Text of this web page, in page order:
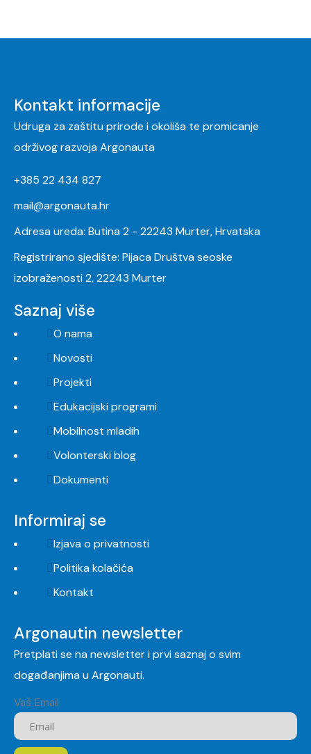
Kontakt informacije
Udruga za zaštitu prirode i okoliša te promicanje
održivog razvoja Argonauta
+385 22 434 827
mail@argonauta.hr
Adresa ureda: Butina 2 - 22243 Murter, Hrvatska
Registrirano sjedište: Pijaca Društva seoske
izobraženosti 2, 22243 Murter
Saznaj više
O nama
Novosti
Projekti
Edukacijski programi
Mobilnost mladih
Volonterski blog
Dokumenti
Informiraj se
Izjava o privatnosti
Politika kolačića
Kontakt
Argonautin newsletter
Pretplati se na newsletter i prvi saznaj o svim
događanjima u Argonauti.
Vaš Email